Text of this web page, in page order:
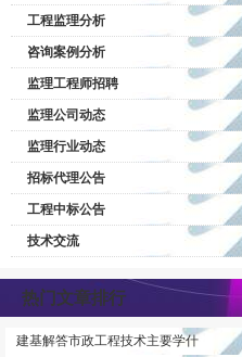
工程监理分析
咨询案例分析
监理工程师招聘
监理公司动态
监理行业动态
招标代理公告
工程中标公告
技术交流
热门文章排行
建基解答市政工程技术主要学什